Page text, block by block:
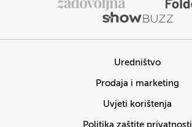
Uredništvo
Prodaja i marketing
Uvjeti korištenja
Politika zaštite privatnosti